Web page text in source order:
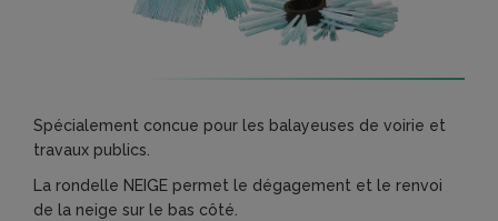
Spécialement concue pour les balayeuses de voirie et
travaux publics.
La rondelle NEIGE permet le dégagement et le renvoi
de la neige sur le bas côté.